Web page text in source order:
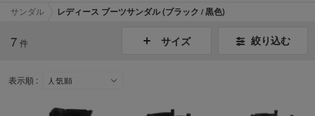
サンダル レディース ブーツサンダル (ブラック / 黒色)
7 件 サイズ 絞り込む
表示順 :